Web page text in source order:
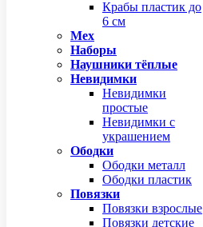
Крабы пластик до
6 см
Мех
Наборы
Наушники тёплые
Невидимки
Невидимки
простые
Невидимки с
украшением
Ободки
Ободки металл
Ободки пластик
Повязки
Повязки взрослые
Повязки детские